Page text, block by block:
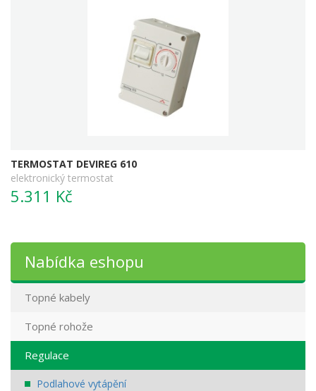
TERMOSTAT DEVIREG 610
elektronický termostat
5.311 Kč
Nabídka eshopu
Topné kabely
Topné rohože
Regulace
Podlahové vytápění